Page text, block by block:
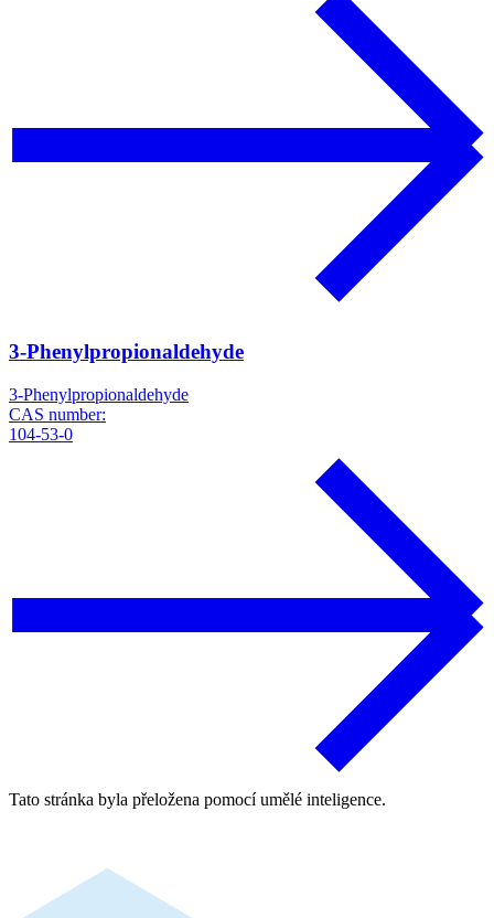
3-Phenylpropionaldehyde
3-Phenylpropionaldehyde
CAS number:
104-53-0
Tato stránka byla přeložena pomocí umělé inteligence.